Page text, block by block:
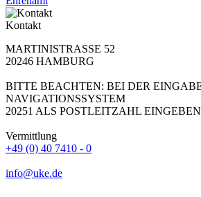
Kontakt
MARTINISTRASSE 52
20246 HAMBURG
BITTE BEACHTEN: BEI DER
NAVIGATIONSSYSTEM
20251 ALS POSTLEITZAHL EINGEBEN
Vermittlung
+49 (0) 40 7410 - 0
info@uke.de